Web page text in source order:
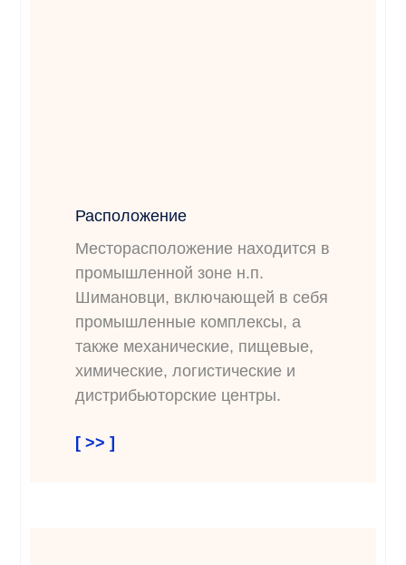
Расположение
Месторасположение находится в
промышленной зоне н.п.
Шимановци, включающей в себя
промышленные комплексы, а
также механические, пищевые,
химические, логистические и
дистрибьюторские центры.
[ >> ]